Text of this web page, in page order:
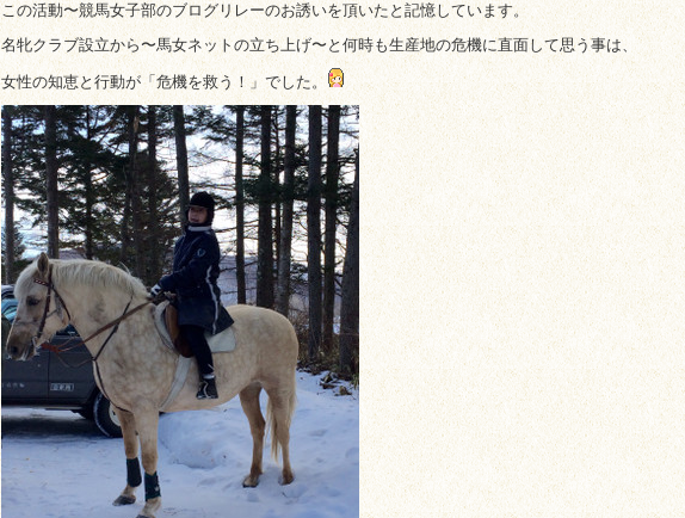
この活動〜競馬女子部のブログリレーのお誘いを頂いたと記憶しています。
名牝クラブ設立から〜馬女ネットの立ち上げ〜と何時も生産地の危機に直面して思う事は、
女性の知恵と行動が「危機を救う！」でした。